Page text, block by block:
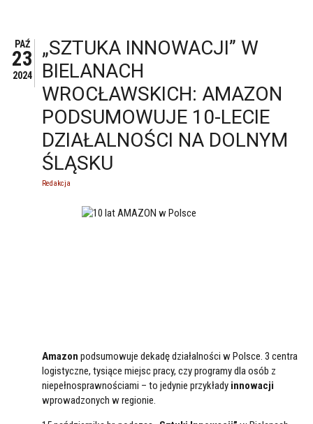
PAŹ
23
2024
„SZTUKA INNOWACJI” W
BIELANACH
WROCŁAWSKICH: AMAZON
PODSUMOWUJE 10-LECIE
DZIAŁALNOŚCI NA DOLNYM
ŚLĄSKU
Redakcja
Amazon podsumowuje dekadę działalności w Polsce. 3 centra
logistyczne, tysiące miejsc pracy, czy programy dla osób z
niepełnosprawnościami – to jedynie przykłady innowacji
wprowadzonych w regionie.